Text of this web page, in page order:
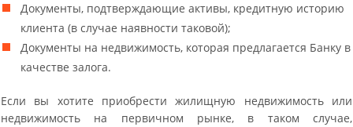
Документы, подтверждающие активы, кредитную историю
клиента (в случае наявности таковой);
Документы на недвижимость, которая предлагается Банку в
качестве залога.
Если вы хотите приобрести жилищную недвижимость или
недвижимость на первичном рынке, в таком случае,